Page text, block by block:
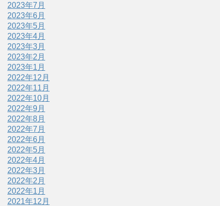
2023年7月
2023年6月
2023年5月
2023年4月
2023年3月
2023年2月
2023年1月
2022年12月
2022年11月
2022年10月
2022年9月
2022年8月
2022年7月
2022年6月
2022年5月
2022年4月
2022年3月
2022年2月
2022年1月
2021年12月